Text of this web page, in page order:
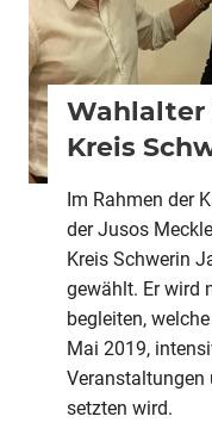
Wahlalter
Kreis
Im Rahmen der
der Jusos
Kreis Schwerin
gewählt. Er wird
begleiten,
Mai 2019,
Veranstaltungen
setzten wird.